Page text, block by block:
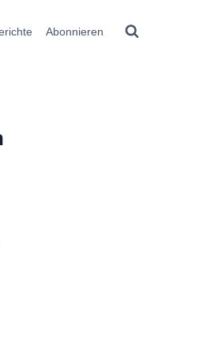
Abonnieren